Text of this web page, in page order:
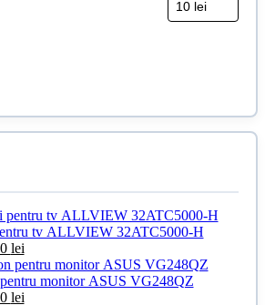
tv ALLVIEW 32ATC5000-H
leiPrețul
curent
este:
39,00 lei.
monitor ASUS VG248QZ
leiPrețul